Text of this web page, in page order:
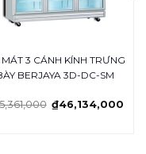
3 CÁNH KÍNH TRƯNG
BERJAYA 3D-DC-SM
₫46,134,000